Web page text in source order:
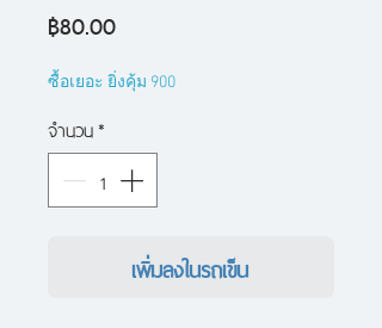
฿80.00ราคา
ซื้อเยอะ ยิ่งคุ้ม 900
จำนวน*
เพิ่มลงในรถเข็น